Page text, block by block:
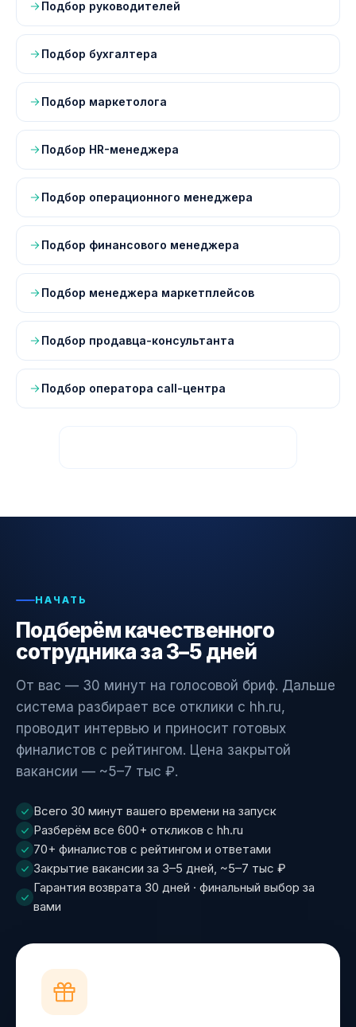
Подбор руководителей
Подбор бухгалтера
Подбор маркетолога
Подбор HR-менеджера
Подбор операционного менеджера
Подбор финансового менеджера
Подбор менеджера маркетплейсов
Подбор продавца-консультанта
Подбор оператора call-центра
НАЧАТЬ
Подберём качественного
сотрудника за 3–5 дней
От вас — 30 минут на голосовой бриф. Дальше
система разбирает все отклики с hh.ru,
проводит интервью и приносит готовых
финалистов с рейтингом. Цена закрытой
вакансии — ~5–7 тыс ₽.
Всего 30 минут вашего времени на запуск
Разберём все 600+ откликов с hh.ru
70+ финалистов с рейтингом и ответами
Закрытие вакансии за 3–5 дней, ~5–7 тыс ₽
Гарантия возврата 30 дней · финальный выбор за
вами